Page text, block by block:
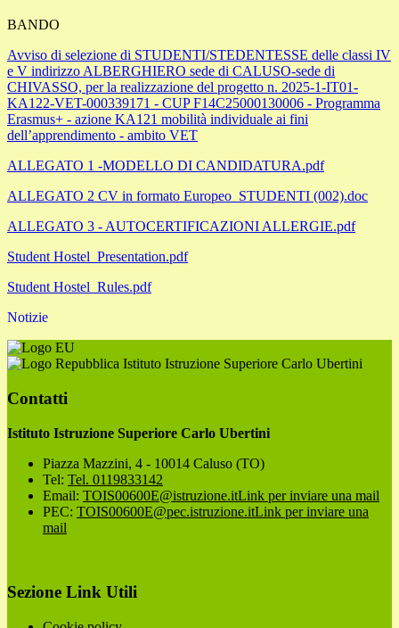
BANDO
Avviso di selezione di STUDENTI/STEDENTESSE delle classi IV
e V indirizzo ALBERGHIERO sede di CALUSO-sede di
CHIVASSO, per la realizzazione del progetto n. 2025-1-IT01-
KA122-VET-000339171 - CUP F14C25000130006 - Programma
Erasmus+ - azione KA121 mobilità individuale ai fini
dell’apprendimento - ambito VET
ALLEGATO 1 -MODELLO DI CANDIDATURA.pdf
ALLEGATO 2 CV in formato Europeo_STUDENTI (002).doc
ALLEGATO 3 - AUTOCERTIFICAZIONI ALLERGIE.pdf
Student Hostel_Presentation.pdf
Student Hostel_Rules.pdf
Notizie
Istituto Istruzione Superiore Carlo Ubertini
Contatti
Istituto Istruzione Superiore Carlo Ubertini
Piazza Mazzini, 4 - 10014 Caluso (TO)
Tel: Tel. 0119833142
Email: TOIS00600E@istruzione.itLink per inviare una mail
PEC: TOIS00600E@pec.istruzione.itLink per inviare una
mail
Sezione Link Utili